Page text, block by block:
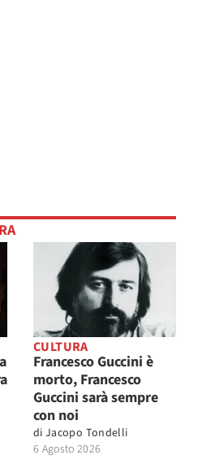
CULTURA
Francesco Guccini è
morto, Francesco
Guccini sarà sempre
con noi
di Jacopo Tondelli
6 Agosto 2026